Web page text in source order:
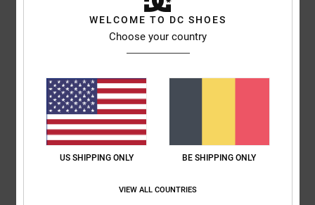
/5
Bonne veste
Rapport qualité / prix: 5
5 /5
WELCOME TO DC SHOES
Choose your country
US SHIPPING ONLY BE SHIPPING ONLY
VIEW ALL COUNTRIES